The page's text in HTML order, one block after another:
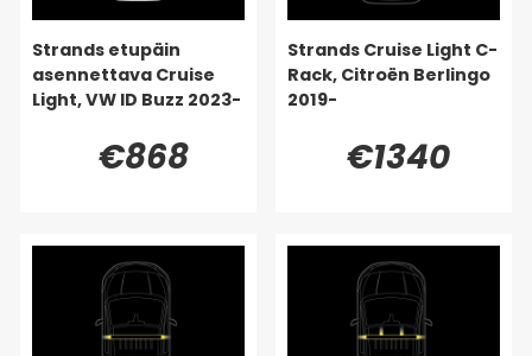
Strands etupäin
asennettava Cruise
Light, VW ID Buzz 2023-
€868
Strands Cruise Light C-
Rack, Citroën Berlingo
2019-
€1340